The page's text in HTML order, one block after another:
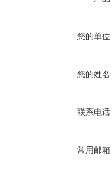
您的单位
您的姓名
联系电话
常用邮箱